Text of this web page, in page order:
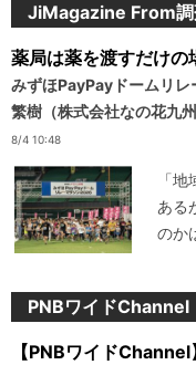
JiMagazine From調
薬局は薬を渡すだけの
みずほPayPayドームリ
繁樹（株式会社なの花九
8/4 10:48
「
ある
のか
PNBワイドChannel
【PNBワイド